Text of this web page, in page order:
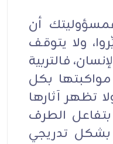
أن
ولا يتوقف
فالتربية
بكل
تظهر آثارها
الطرف
تدريجي